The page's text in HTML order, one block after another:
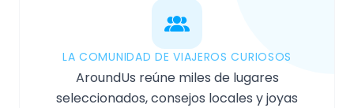
LA COMUNIDAD DE VIAJEROS CURIOSOS
AroundUs reúne miles de lugares
seleccionados, consejos locales y joyas